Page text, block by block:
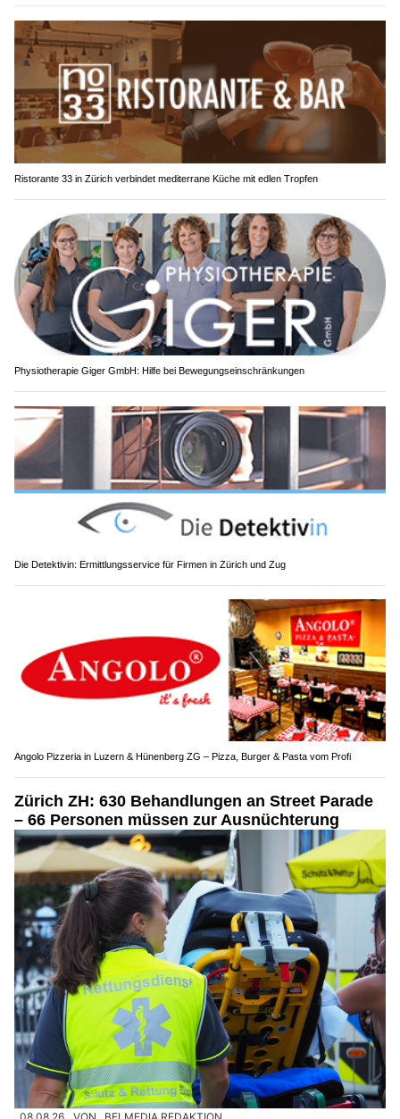
Ristorante 33 in Zürich verbindet mediterrane Küche mit edlen Tropfen
Physiotherapie Giger GmbH: Hilfe bei Bewegungseinschränkungen
Die Detektivin: Ermittlungsservice für Firmen in Zürich und Zug
Angolo Pizzeria in Luzern & Hünenberg ZG – Pizza, Burger & Pasta vom Profi
Zürich ZH: 630 Behandlungen an Street Parade
– 66 Personen müssen zur Ausnüchterung